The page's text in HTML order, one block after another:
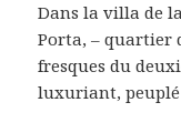
Dans la villa de
Porta, – quartier
fresques du
luxuriant,